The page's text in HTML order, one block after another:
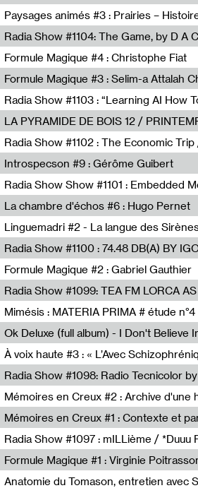
Revue Les Chambres,Marie-Hélène
Anne Simon
Radia Show #1104: The Game, by D A
Radio One NZ
Formule Magique #4 : Christophe Fiat
Nathalie Lacroix
Nathalie Lacroix,Selim-a Attalah
Radio Campus Bruxelles
Sammy Stein
Radio Grenouille
Introspecson #9 : Gérôme Guibert
Pierre Henry,Gérôme Guibert
Jimmy Peggie,radioart106
La chambre d'échos #6 : Hugo Pernet
Revue Les Chambres,Hugo Pernet
Linguemadri #2 - La langue des
Meris Angioletti
radio x
Formule Magique #2 : Gabriel Gauthier
Nathalie Lacroix,Gabriel Gauthier
TEAFM
Francesco Russo,Scuola della Crisi
À voix haute #3 : « L’Avec
Radio Orange 94.0
Sophie Auger-Grappin
Sophie Auger-Grappin
Radia Show #1097 : mILLième / *Duuu
Formule Magique #1 : Virginie
Nathalie Lacroix,Virginie Poitrasson